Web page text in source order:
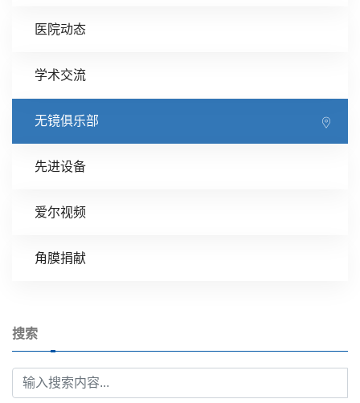
医院动态
学术交流
无镜俱乐部
先进设备
爱尔视频
角膜捐献
搜索